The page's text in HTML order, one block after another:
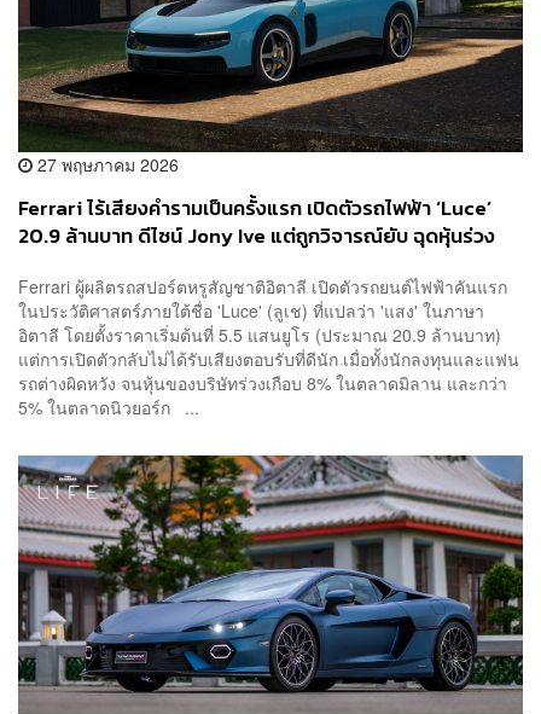
27 พฤษภาคม 2026
Ferrari ไร้เสียงคำรามเป็นครั้งแรก เปิดตัวรถไฟฟ้า ‘Luce’
20.9 ล้านบาท ดีไซน์ Jony Ive แต่ถูกวิจารณ์ยับ ฉุดหุ้นร่วง
Ferrari ผู้ผลิตรถสปอร์ตหรูสัญชาติอิตาลี เปิดตัวรถยนต์ไฟฟ้าคันแรก
ในประวัติศาสตร์ภายใต้ชื่อ 'Luce' (ลูเช) ที่แปลว่า 'แสง' ในภาษา
อิตาลี โดยตั้งราคาเริ่มต้นที่ 5.5 แสนยูโร (ประมาณ 20.9 ล้านบาท)
แต่การเปิดตัวกลับไม่ได้รับเสียงตอบรับที่ดีนัก เมื่อทั้งนักลงทุนและแฟน
รถต่างผิดหวัง จนหุ้นของบริษัทร่วงเกือบ 8% ในตลาดมิลาน และกว่า
5% ในตลาดนิวยอร์ก ...